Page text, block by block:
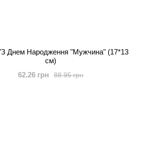
Днем Народження "Мужчина" (17*13
см)
88.95 грн
62.26 грн